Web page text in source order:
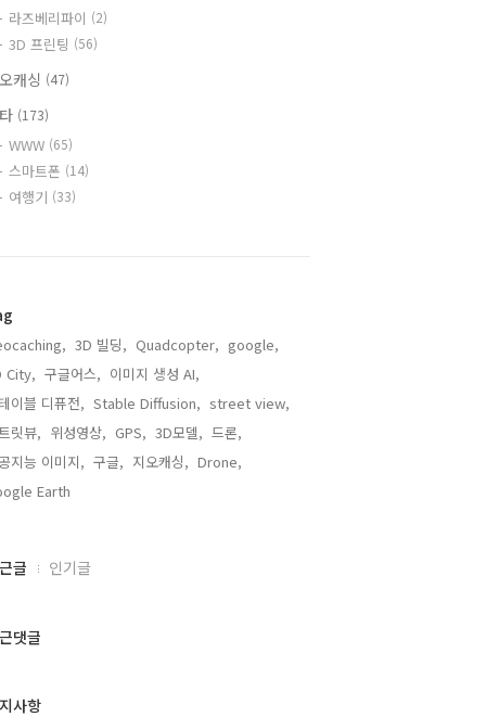
라즈베리파이 (2)
3D 프린팅 (56)
캐싱 (47)
(173)
WWW (65)
스마트폰 (14)
여행기 (33)
3D 빌딩, Quadcopter, google,
City, 구글어스, 이미지 생성 AI,
이블 디퓨전, Stable Diffusion, street view,
릿뷰, 위성영상, GPS, 3D모델, 드론,
지능 이미지, 구글, 지오캐싱, Drone,
Earth,
글 인기글
댓글
사항